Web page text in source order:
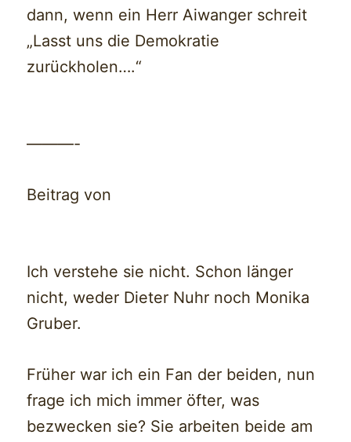
dann, wenn ein Herr Aiwanger schreit
„Lasst uns die Demokratie
zurückholen….“
———-
Beitrag von
Ich verstehe sie nicht. Schon länger
nicht, weder Dieter Nuhr noch Monika
Gruber.
Früher war ich ein Fan der beiden, nun
frage ich mich immer öfter, was
bezwecken sie? Sie arbeiten beide am